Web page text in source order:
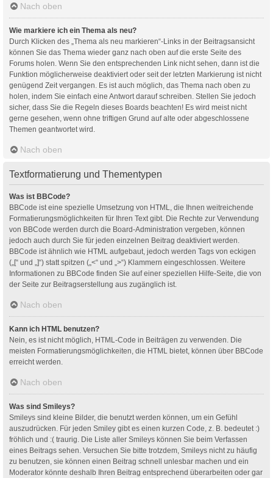
Nach oben
Wie markiere ich ein Thema als neu?
Durch Klicken des „Thema als neu markieren“-Links in der Beitragsansicht
können Sie das Thema wieder ganz nach oben auf die erste Seite des
Forums holen. Wenn Sie den entsprechenden Link nicht sehen, dann ist die
Funktion möglicherweise deaktiviert oder seit der letzten Markierung ist nicht
genügend Zeit vergangen. Es ist auch möglich, das Thema nach oben zu
holen, indem Sie einfach eine Antwort darauf schreiben. Stellen Sie jedoch
sicher, dass Sie die Regeln dieses Boards beachten! Es wird meist nicht
gerne gesehen, wenn ohne triftigen Grund auf alte oder abgeschlossene
Themen geantwortet wird.
Nach oben
Textformatierung und Thementypen
Was ist BBCode?
BBCode ist eine spezielle Umsetzung von HTML, die Ihnen weitreichende
Formatierungsmöglichkeiten für Ihren Text gibt. Die Rechte zur Verwendung
von BBCode werden durch die Board-Administration vergeben, können
jedoch auch durch Sie für jeden einzelnen Beitrag deaktiviert werden.
BBCode ist ähnlich wie HTML aufgebaut, jedoch werden Tags von eckigen
(„[“ und „]“) statt spitzen („<“ und „>“) Klammern eingeschlossen. Weitere
Informationen zu BBCode finden Sie auf einer speziellen Hilfe-Seite, die von
der Seite zur Beitragserstellung aus zugänglich ist.
Nach oben
Kann ich HTML benutzen?
Nein, es ist nicht möglich, HTML-Code in Beiträgen zu verwenden. Die
meisten Formatierungsmöglichkeiten, die HTML bietet, können über BBCode
erreicht werden.
Nach oben
Was sind Smileys?
Smileys sind kleine Bilder, die benutzt werden können, um ein Gefühl
auszudrücken. Für jeden Smiley gibt es einen kurzen Code, z. B. bedeutet :)
fröhlich und :( traurig. Die Liste aller Smileys können Sie beim Verfassen
eines Beitrags sehen. Versuchen Sie bitte trotzdem, Smileys nicht zu häufig
zu benutzen, sie können einen Beitrag schnell unlesbar machen und ein
Moderator könnte deshalb Ihren Beitrag entsprechend überarbeiten oder gar